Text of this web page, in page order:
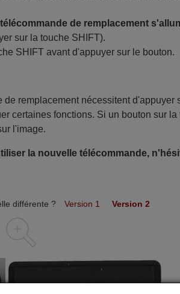
de remplacement
sur la touche SHIFT).
SHIFT avant d'appuyer sur le bouton.
remplacement nécessitent d'appuyer
certaines fonctions. Si un bouton sur la
l'image.
la nouvelle télécommande,
différente ? Version 1 Version 2